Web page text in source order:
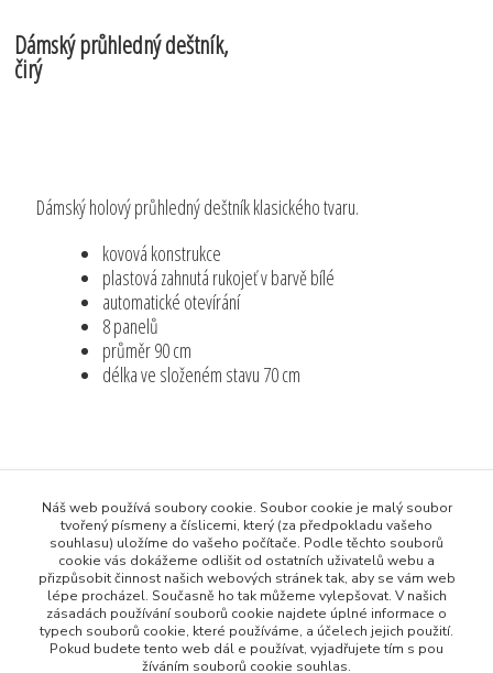
Dámský průhledný deštník,
čirý
Dámský holový průhledný deštník klasického tvaru.
kovová konstrukce
plastová zahnutá rukojeť v barvě bílé
automatické otevírání
8 panelů
průměr 90 cm
délka ve složeném stavu 70 cm
Původ zboží
Zboží zařazeno v kategoriích
Všechny produkty
Oblečení, Obuv a Doplňky
Náš web používá soubory cookie. Soubor cookie je malý soubor
tvořený písmeny a číslicemi, který (za předpokladu vašeho
souhlasu) uložíme do vašeho počítače. Podle těchto souborů
cookie vás dokážeme odlišit od ostatních uživatelů webu a
přizpůsobit činnost našich webových stránek tak, aby se vám web
lépe procházel. Současně ho tak můžeme vylepšovat. V našich
zásadách používání souborů cookie najdete úplné informace o
typech souborů cookie, které používáme, a účelech jejich použití.
Pokud budete tento web dál e používat, vyjadřujete tím s pou
žíváním souborů cookie souhlas.